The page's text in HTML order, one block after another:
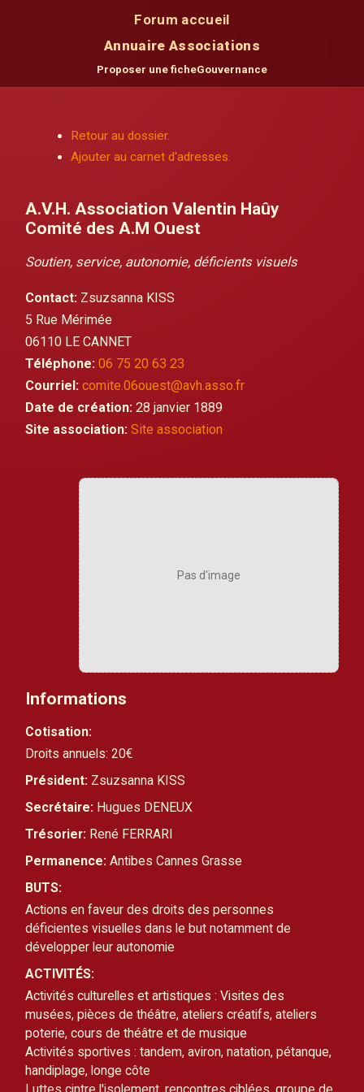
Forum accueil
Annuaire Associations
Proposer une ficheGouvernance
Retour au dossier.
Ajouter au carnet d'adresses.
A.V.H. Association Valentin Haûy
Comité des A.M Ouest
Soutien, service, autonomie, déficients visuels
Contact: Zsuzsanna KISS
5 Rue Mérimée
06110 LE CANNET
Téléphone: 06 75 20 63 23
Courriel: comite.06ouest@avh.asso.fr
Date de création: 28 janvier 1889
Site association: Site association
Pas d'image
Informations
Cotisation:
Droits annuels: 20€
Président: Zsuzsanna KISS
Secrétaire: Hugues DENEUX
Trésorier: René FERRARI
Permanence: Antibes Cannes Grasse
BUTS:
Actions en faveur des droits des personnes
déficientes visuelles dans le but notamment de
développer leur autonomie
ACTIVITÉS:
Activités culturelles et artistiques : Visites des
musées, pièces de théâtre, ateliers créatifs, ateliers
poterie, cours de théâtre et de musique
Activités sportives : tandem, aviron, natation, pétanque,
handiplage, longe côte